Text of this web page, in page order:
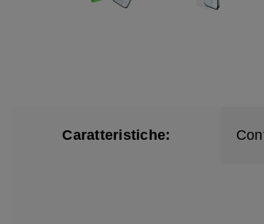
Caratteristiche: